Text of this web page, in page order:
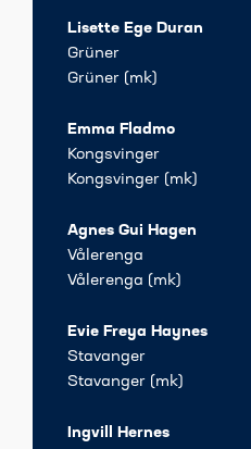
Lisette Ege Duran
Grüner
Grüner (mk)
Emma Fladmo
Kongsvinger
Kongsvinger (mk)
Agnes Gui Hagen
Vålerenga
Vålerenga (mk)
Evie Freya Haynes
Stavanger
Stavanger (mk)
Ingvill Hernes